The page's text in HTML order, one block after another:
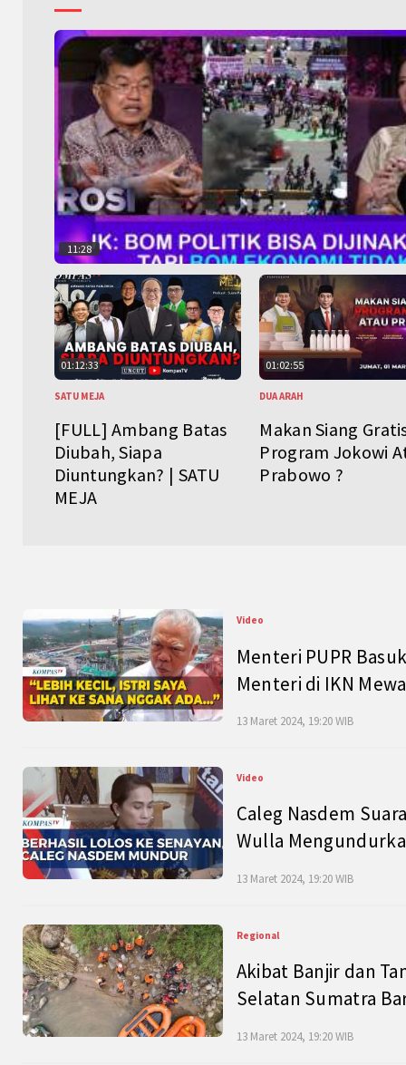
11:28
01:12:33
SATU MEJA
[FULL] Ambang Batas
Diubah, Siapa
Diuntungkan? | SATU
MEJA
01:02:55
DUA ARAH
Makan Siang
Program Jokowi
Prabowo ?
Video
Menteri PUPR
Menteri di IKN
13 Maret 2024, 19:20 WIB
Video
Caleg Nasdem
Wulla
13 Maret 2024, 19:20 WIB
Regional
Akibat Banjir dan
Selatan Sumatra
13 Maret 2024, 19:20 WIB